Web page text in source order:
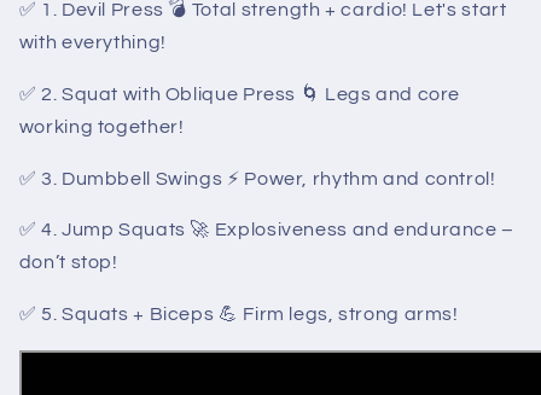
✅ 1. Devil Press 💣 Total strength + cardio! Let's start
with everything!
✅ 2. Squat with Oblique Press 🌀 Legs and core
working together!
✅ 3. Dumbbell Swings ⚡ Power, rhythm and control!
✅ 4. Jump Squats 🚀 Explosiveness and endurance –
don’t stop!
✅ 5. Squats + Biceps 💪 Firm legs, strong arms!